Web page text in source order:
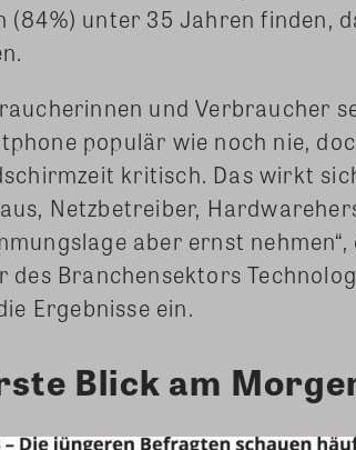
(84%) unter 35 Jahren finden,
und Verbraucher
populär wie noch nie,
kritisch. Das wirkt
Netzbetreiber,
aber ernst
des Branchensektors
Ergebnisse ein.
Blick am